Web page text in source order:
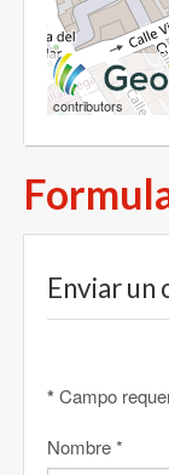
Enviar
* Campo
Nombre*